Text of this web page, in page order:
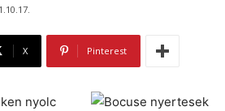
X Pinterest
nyolc